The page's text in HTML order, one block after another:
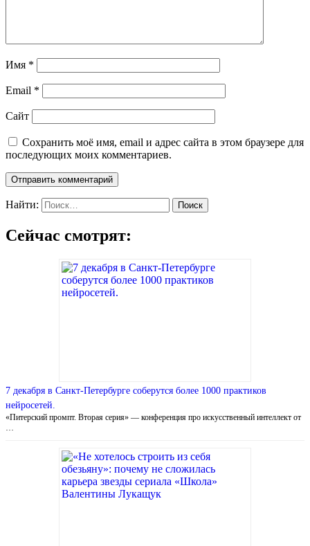
Имя *
Email *
Сайт
Сохранить моё имя, email и адрес сайта в этом браузере для
последующих моих комментариев.
Найти:
Сейчас смотрят:
7 декабря в Санкт-Петербурге соберутся более 1000 практиков
нейросетей.
«Питерский промпт. Вторая серия» — конференция про искусственный интеллект от